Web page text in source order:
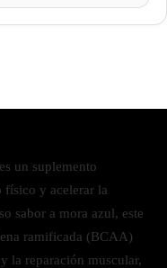
un suplemento
físico y acelerar la
sabor a mora azul, este
ramificada (BCAA)
la reparación muscular,